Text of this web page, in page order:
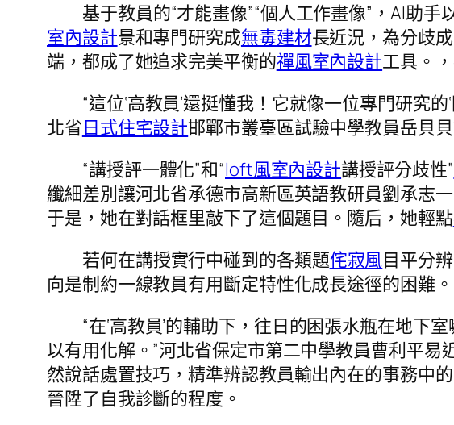
基于教員的“才能畫像”“個人工作畫像”，AI助
室內設計景和專門研究成無毒建材長近況，為分歧
端，都成了她追求完美平衡的禪風室內設計工具。
“這位‘高教員’還挺懂我！它就像一位專門研究
北省日式住宅設計邯鄲市叢臺區試驗中學教員岳貝貝
“講授評一體化”和“loft風室內設計講授評分歧性”
纖細差別讓河北省承德市高新區英語教研員劉承志
于是，她在對話框里敲下了這個題目。隨后，她輕點
若何在講授實行中碰到的各類題侘寂風目平分
向是制約一線教員有用斷定特性化成長途徑的困難。
“在‘高教員’的輔助下，往日的困張水瓶在地
以有用化解。”河北省保定市第二中學教員曹利平
然說話處置技巧，精準辨認教員輸出內在的事務中
晉陞了自我診斷的程度。